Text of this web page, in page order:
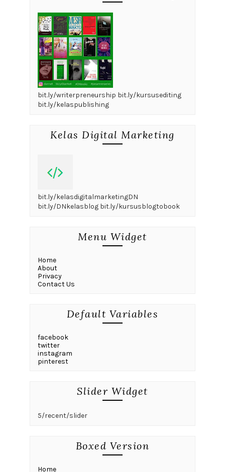
bit.ly/writerpreneurship bit.ly/kursusediting
bit.ly/kelaspublishing
Kelas Digital Marketing
bit.ly/kelasdigitalmarketingDN
bit.ly/DNkelasblog bit.ly/kursusblogtobook
Menu Widget
Home
About
Privacy
Contact Us
Default Variables
facebook
twitter
instagram
pinterest
Slider Widget
5/recent/slider
Boxed Version
Home